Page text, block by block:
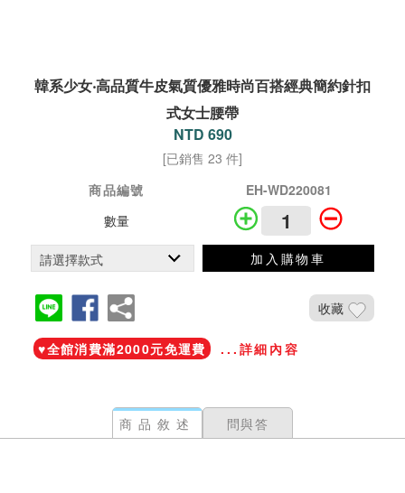
韓系少女‧高品質牛皮氣質優雅時尚百搭經典簡約針扣
式女士腰帶
NTD 690
[已銷售 23 件]
商品編號
EH-WD220081
數量
加入購物車
收藏
♥️全館消費滿2000元免運費 ...詳細內容
商品敘述 問與答